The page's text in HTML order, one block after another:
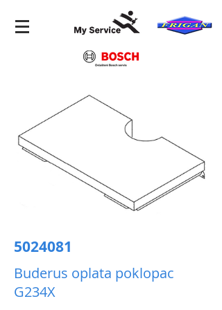
5024081
Buderus oplata poklopac
G234X